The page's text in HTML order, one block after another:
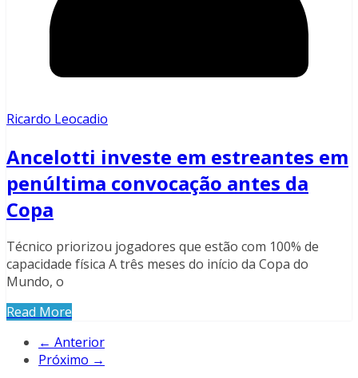
Ricardo Leocadio
Ancelotti investe em estreantes em
penúltima convocação antes da
Copa
Técnico priorizou jogadores que estão com 100% de
capacidade física A três meses do início da Copa do
Mundo, o
Read More
← Anterior
Próximo →